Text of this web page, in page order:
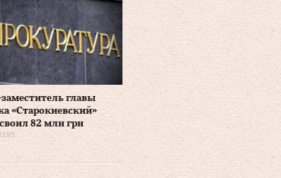
главы
«Старокиевский»
82 млн грн